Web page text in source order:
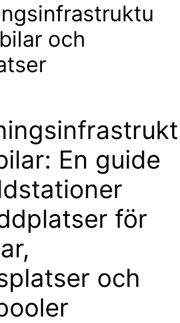
och
En guide
för
och